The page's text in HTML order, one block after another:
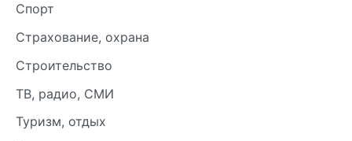
Спорт
Страхование, охрана
Строительство
ТВ, радио, СМИ
Туризм, отдых